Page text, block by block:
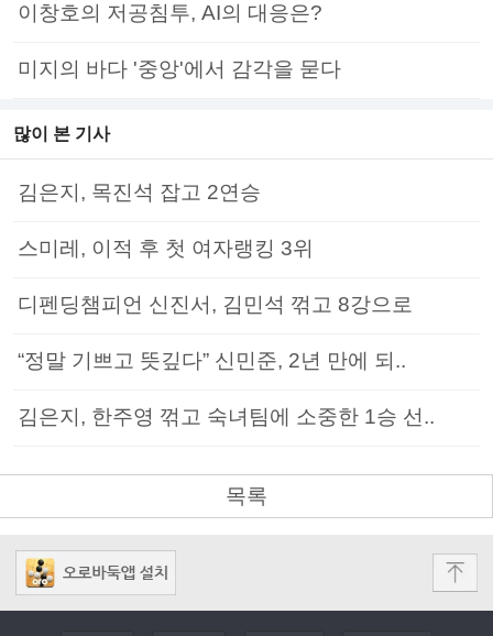
이창호의 저공침투, AI의 대응은?
미지의 바다 '중앙'에서 감각을 묻다
많이 본 기사
김은지, 목진석 잡고 2연승
스미레, 이적 후 첫 여자랭킹 3위
디펜딩챔피언 신진서, 김민석 꺾고 8강으로
“정말 기쁘고 뜻깊다” 신민준, 2년 만에 되..
김은지, 한주영 꺾고 숙녀팀에 소중한 1승 선..
목록